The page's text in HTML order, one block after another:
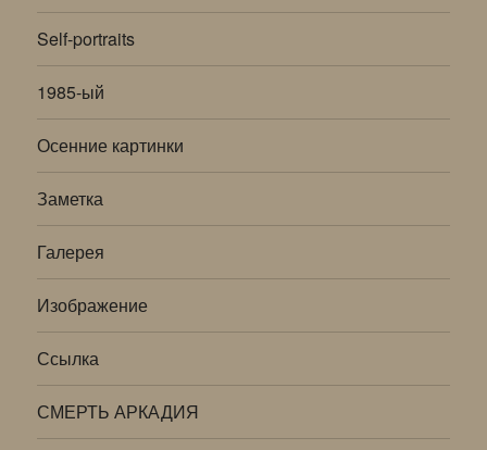
Self-portraits
1985-ый
Осенние картинки
Заметка
Галерея
Изображение
Ссылка
СМЕРТЬ АРКАДИЯ